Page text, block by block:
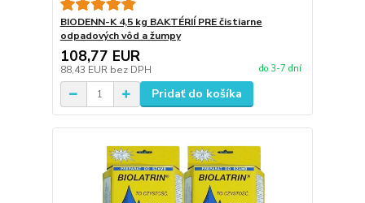
BIODENN-K 4,5 kg BAKTÉRIÍ PRE čistiarne
odpadových vôd a žumpy
108,77 EUR
88,43 EUR bez DPH do 3-7 dní
Pridať do košíka